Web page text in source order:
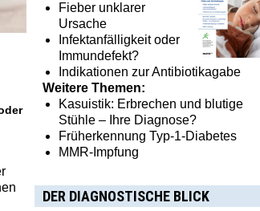
Fieber unklarer
Ursache
Infektanfälligkeit oder
Immundefekt?
Indikationen zur Antibiotikagabe
Weitere Themen:
Kasuistik: Erbrechen und blutige
Stühle – Ihre Diagnose?
Früherkennung Typ-1-Diabetes
MMR-Impfung
DER DIAGNOSTISCHE BLICK